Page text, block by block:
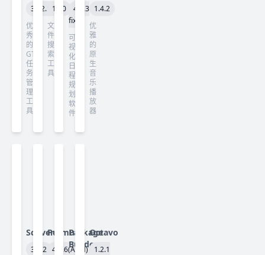
3.22.13
优
秀
的
GTD
任
务
管
理
工
具
1.40
文
件
搜
索
工
具
4.5.3
fix
可
视
化
日
程
规
划
软
件
1.4.2
优
雅
的
原
生
音
乐
播
放
器
Scrivener
3.5.2
Permute
4.0.6(ARM)
Package
Builder
Octavo
1.2.1